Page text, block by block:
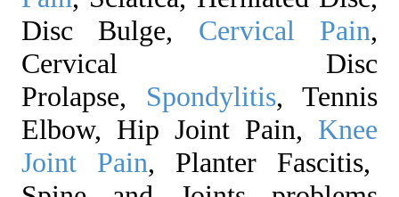
Disc Bulge, Cervical Pain,
Cervical Disc
Prolapse, Spondylitis, Tennis
Elbow, Hip Joint Pain, Knee
Joint Pain, Planter Fascitis,